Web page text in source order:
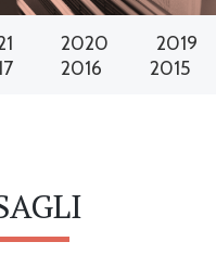
2020 2019
2016 2015